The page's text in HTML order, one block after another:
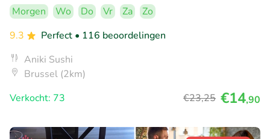
Morgen Wo Do Vr Za
Zo
9.3
Perfect • 116 beoordelingen
Aniki Sushi
Brussel (2km)
Verkocht: 73
€23,25 €14,90